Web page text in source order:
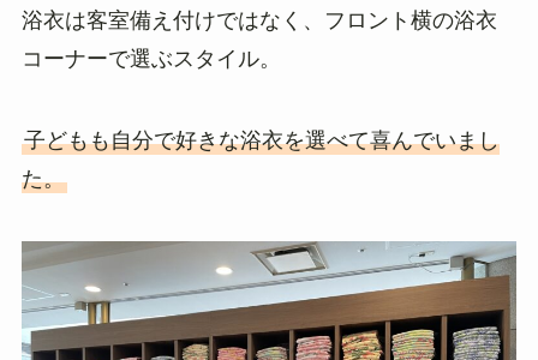
浴衣は客室備え付けではなく、フロント横の浴衣
コーナーで選ぶスタイル。
子どもも自分で好きな浴衣を選べて喜んでいまし
た。